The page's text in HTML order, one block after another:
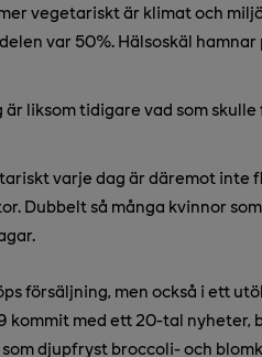
vegetariskt är klimat och
var 50%. Hälsoskäl
liksom tidigare vad som skulle
varje dag är däremot inte
Dubbelt så många kvinnor
försäljning, men också i ett
kommit med ett 20-tal nyheter,
djupfryst broccoli- och